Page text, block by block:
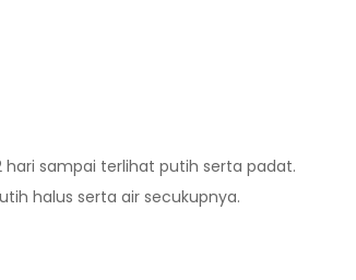
sampai terlihat putih serta padat.
halus serta air secukupnya.